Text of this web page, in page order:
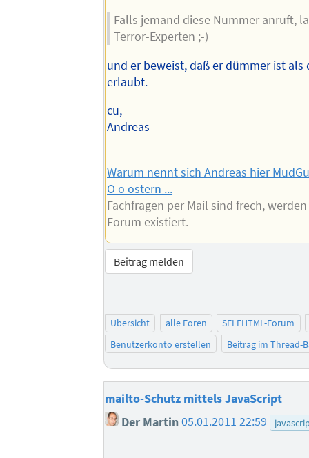
Falls jemand diese Nummer anruft,
Terror-Experten ;-)
und er beweist, daß er dümmer ist als
erlaubt.
cu,
Andreas
--
Warum nennt sich Andreas hier
O o ostern ...
Fachfragen per Mail sind frech,
Forum existiert.
Beitrag melden
Übersicht alle Foren
SELFHTML-Forum
Benutzerkonto erstellen
Beitrag im Thread-
mailto-Schutz mittels JavaScript
Der Martin05.01.2011 22:59